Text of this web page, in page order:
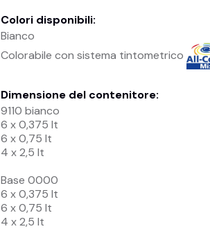
Colori disponibili:
Bianco
Colorabile con sistema tintometrico
Dimensione del contenitore:
9110 bianco
6 x 0,375 lt
6 x 0,75 lt
4 x 2,5 lt
Base 0000
6 x 0,375 lt
6 x 0,75 lt
4 x 2,5 lt